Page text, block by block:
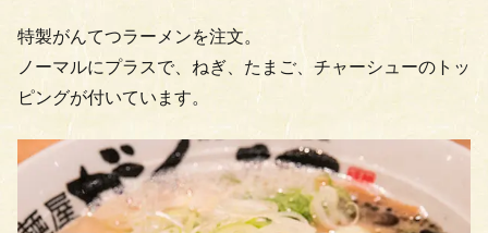
特製がんてつラーメンを注文。
ノーマルにプラスで、ねぎ、たまご、チャーシューのトッ
ピングが付いています。